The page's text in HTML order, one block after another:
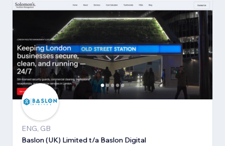
ENG, GB
Baslon (UK) Limited t/a Baslon Digital